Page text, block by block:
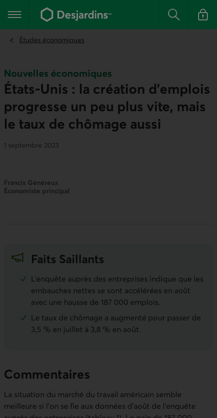
contenu
Menu principal Rechercher
Se
Études économiques
Nouvelles économiques
États-Unis : la création d’emplois
progresse un peu plus vite, mais
le taux de chômage aussi
1 septembre 2023
Francis Généreux
Économiste principal
Faits Saillants
L’enquête auprès des entreprises indique que les
embauches nettes se sont accélérées en août
avec une hausse de 187 000 emplois.
Le taux de chômage a augmenté pour passer de
3,5 % en juillet à 3,8 % en août.
Commentaires
La situation du marché du travail américain semble
meilleure si l’on se fie aux données d’août de l’enquête